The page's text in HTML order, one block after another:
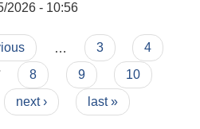
2026 - 10:56
3
4
8 9
10
next › last »